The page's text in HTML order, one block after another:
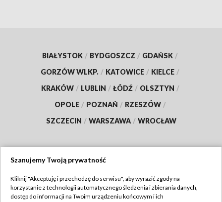
BIAŁYSTOK / BYDGOSZCZ / GDAŃSK /
GORZÓW WLKP. / KATOWICE / KIELCE /
KRAKÓW / LUBLIN / ŁÓDŹ / OLSZTYN /
OPOLE / POZNAŃ / RZESZÓW /
SZCZECIN / WARSZAWA / WROCŁAW
TVP
Szanujemy Twoją prywatność
Kliknij "Akceptuję i przechodzę do serwisu", aby wyrazić zgody na
korzystanie z technologii automatycznego śledzenia i zbierania danych,
dostęp do informacji na Twoim urządzeniu końcowym i ich